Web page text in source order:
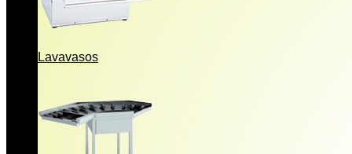
Lavavasos